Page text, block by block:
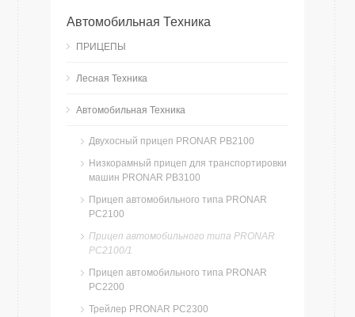
Автомобильная Техника
ПРИЦЕПЫ
Лесная Техника
Автомобильная Техника
Двухосный прицеп PRONAR PB2100
Низкорамный прицеп для транспортировки
машин PRONAR PB3100
Прицеп автомобильного типа PRONAR
PC2100
Прицеп автомобильного типа PRONAR
PC2100/1
Прицеп автомобильного типа PRONAR
PC2200
Трейлер PRONAR PC2300